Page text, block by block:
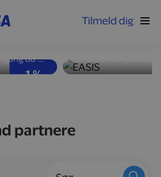
Tilmeld dig
1 %
Få penge tilbage, hver gang du tanker bilen op hos Shell-stationer landet over.
Nyd velsmag
partnere